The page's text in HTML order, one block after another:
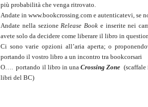
più probabilità che venga ritrovato.
Andate in www.bookcrossing.com e autenticatevi, se
Andate nella sezione Release Book e inserite nei
avete solo da decidere come liberare il libro in
Ci sono varie opzioni all’aria aperta; o
portando il vostro libro a un incontro tra bookcorsari
O….
portando il libro in unaCrossing Zone
libri del BC)